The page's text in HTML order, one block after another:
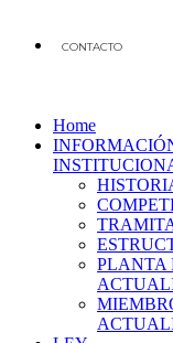
CONTACTO
Home
PLANTA